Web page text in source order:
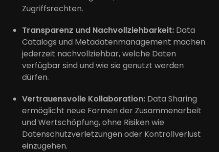
Zugriffsrechten.
Transparenz und Nachvollziehbarkeit: Data
Catalogs und Metadatenmanagement machen
jederzeit nachvollziehbar, welche Daten
verfügbar sind und wie sie genutzt werden
dürfen.
Vertrauensvolle Kollaboration: Data Sharing
ermöglicht neue Formen der Zusammenarbeit
und Wertschöpfung, ohne Risiken wie
Datenschutzverletzungen oder Kontrollverlust
einzugehen.